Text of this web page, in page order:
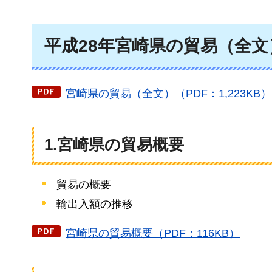
平成28年宮崎県の貿易（全文
宮崎県の貿易（全文）（PDF：1,223KB）
1.宮崎県の貿易概要
貿易の概要
輸出入額の推移
宮崎県の貿易概要（PDF：116KB）